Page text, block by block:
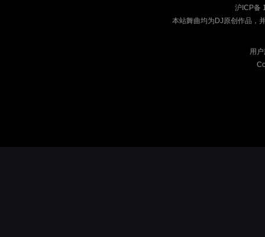
沪ICP备
本站舞曲均为DJ原创作品，
用